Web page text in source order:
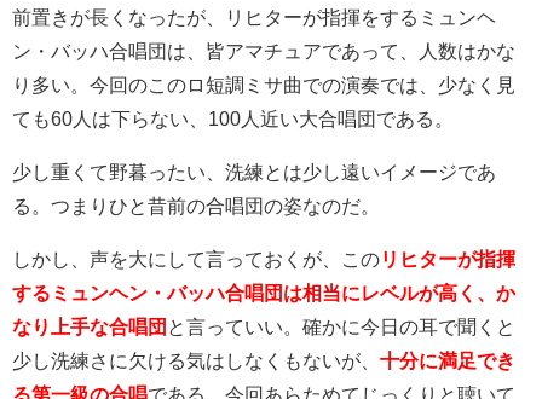
前置きが長くなったが、リヒターが指揮をするミュンヘ
ン・バッハ合唱団は、皆アマチュアであって、人数はかな
り多い。今回のこのロ短調ミサ曲での演奏では、少なく見
ても60人は下らない、100人近い大合唱団である。
少し重くて野暮ったい、洗練とは少し遠いイメージであ
る。つまりひと昔前の合唱団の姿なのだ。
しかし、声を大にして言っておくが、このリヒターが指揮
するミュンヘン・バッハ合唱団は相当にレベルが高く、か
なり上手な合唱団 と言っていい。確かに今日の耳で聞くと
少し洗練さに欠ける気はしなくもないが、 十分に満足でき
る第一級の合唱である。今回あらためてじっくりと聴いて